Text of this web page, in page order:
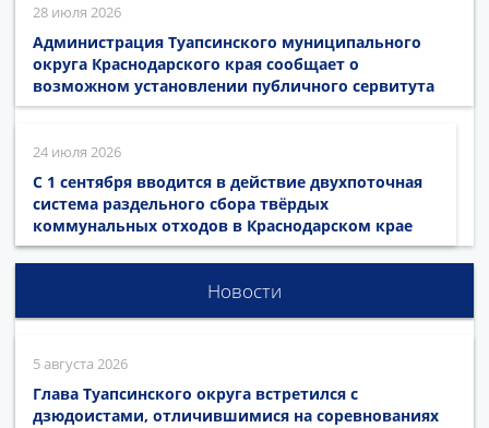
28 июля 2026
Администрация Туапсинского муниципального
округа Краснодарского края сообщает о
возможном установлении публичного сервитута
24 июля 2026
С 1 сентября вводится в действие двухпоточная
система раздельного сбора твёрдых
коммунальных отходов в Краснодарском крае
Новости
5 августа 2026
Глава Туапсинского округа встретился с
дзюдоистами, отличившимися на соревнованиях